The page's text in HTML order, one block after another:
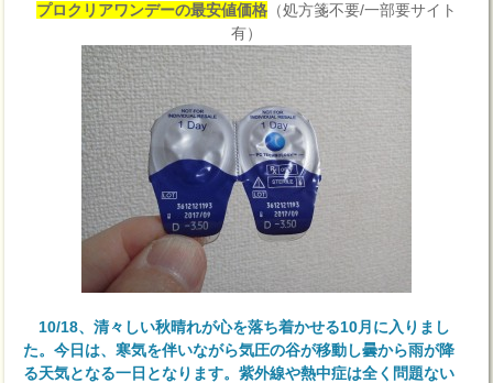
プロクリアワンデーの最安値価格（処方箋不要/一部要サイト
有）
10/18、清々しい秋晴れが心を落ち着かせる10月に入りまし
た。今日は、寒気を伴いながら気圧の谷が移動し曇から雨が降
る天気となる一日となります。紫外線や熱中症は全く問題ない